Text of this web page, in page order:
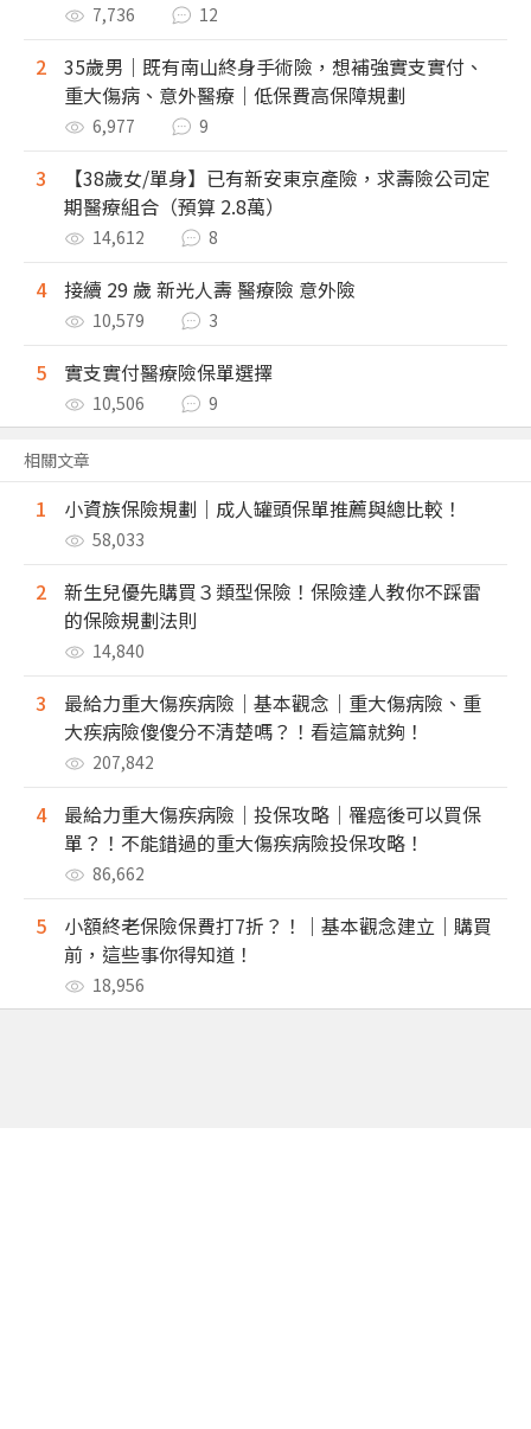
7,736 12
2
35歲男｜既有南山終身手術險，想補強實支實付、
重大傷病、意外醫療｜低保費高保障規劃
6,977 9
3
【38歲女/單身】已有新安東京產險，求壽險公司定
期醫療組合（預算 2.8萬）
14,612 8
4 接續 29 歲 新光人壽 醫療險 意外險
10,579 3
5 實支實付醫療險保單選擇
10,506 9
相關文章
1 小資族保險規劃｜成人罐頭保單推薦與總比較！
58,033
2
新生兒優先購買３類型保險！保險達人教你不踩雷
的保險規劃法則
14,840
3
最給力重大傷疾病險｜基本觀念｜重大傷病險、重
大疾病險傻傻分不清楚嗎？！看這篇就夠！
207,842
4
最給力重大傷疾病險｜投保攻略｜罹癌後可以買保
單？！不能錯過的重大傷疾病險投保攻略！
86,662
5
小額終老保險保費打7折？！｜基本觀念建立｜購買
前，這些事你得知道！
18,956